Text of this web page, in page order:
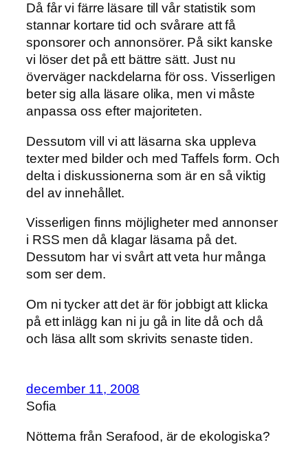
Då får vi färre läsare till vår statistik som
stannar kortare tid och svårare att få
sponsorer och annonsörer. På sikt kanske
vi löser det på ett bättre sätt. Just nu
överväger nackdelarna för oss. Visserligen
beter sig alla läsare olika, men vi måste
anpassa oss efter majoriteten.
Dessutom vill vi att läsarna ska uppleva
texter med bilder och med Taffels form. Och
delta i diskussionerna som är en så viktig
del av innehållet.
Visserligen finns möjligheter med annonser
i RSS men då klagar läsarna på det.
Dessutom har vi svårt att veta hur många
som ser dem.
Om ni tycker att det är för jobbigt att klicka
på ett inlägg kan ni ju gå in lite då och då
och läsa allt som skrivits senaste tiden.
december 11, 2008
Sofia
Nötterna från Serafood, är de ekologiska?